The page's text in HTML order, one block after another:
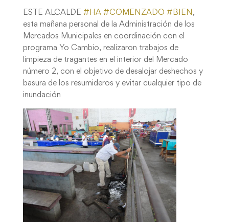
ESTE ALCALDE # HA #COMENZADO # BIEN ,
esta mañana personal de la Administración de los
Mercados Municipales en coordinación con el
programa Yo Cambio, realizaron trabajos de
limpieza de tragantes en el interior del Mercado
número 2, con el objetivo de desalojar deshechos y
basura de los resumideros y evitar cualquier tipo de
inundación